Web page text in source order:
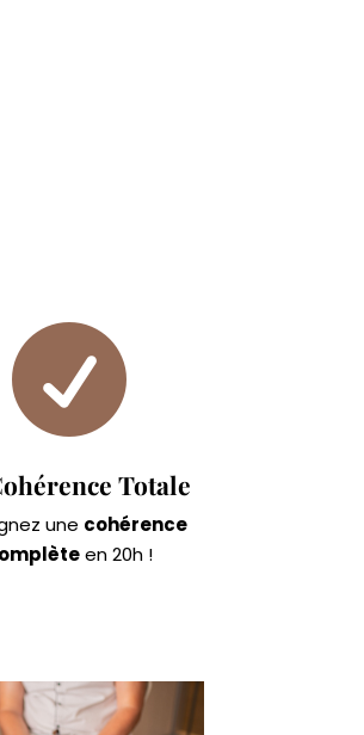

Totale
une cohérence
en 20h !